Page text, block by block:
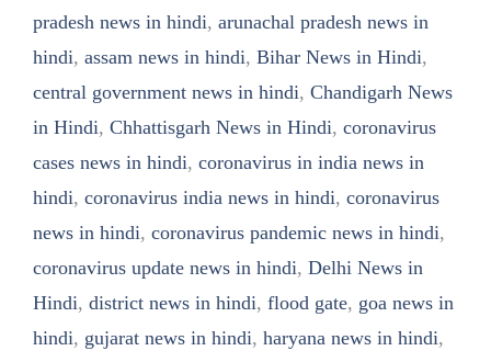
pradesh news in hindi, arunachal pradesh news in
hindi, assam news in hindi, Bihar News in Hindi,
central government news in hindi, Chandigarh News
in Hindi, Chhattisgarh News in Hindi, coronavirus
cases news in hindi, coronavirus in india news in
hindi, coronavirus india news in hindi, coronavirus
news in hindi, coronavirus pandemic news in hindi,
coronavirus update news in hindi, Delhi News in
Hindi, district news in hindi, flood gate, goa news in
hindi, gujarat news in hindi, haryana news in hindi,